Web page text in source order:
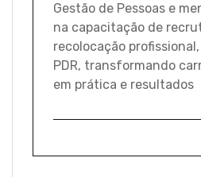
Gestão de Pessoas e
na capacitação de
recolocação
PDR, transformando
em prática e resultados